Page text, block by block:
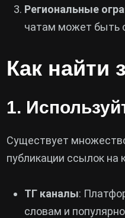
Региональные
чатам может быть
Как найти
1.
Существует
публикации ссылок
ТГ каналы:
словам и